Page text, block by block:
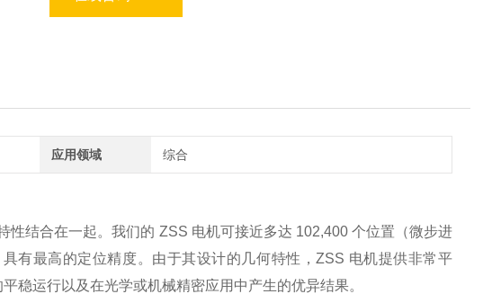
应用领域 综合
性结合在一起。我们的 ZSS 电机可接近多达 102,400 个位置（微步进
有最高的定位精度。由于其设计的几何特性，ZSS 电机提供非常平
稳运行以及在光学或机械精密应用中产生的优异结果。